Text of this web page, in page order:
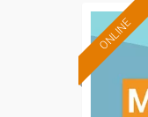
ONLINE